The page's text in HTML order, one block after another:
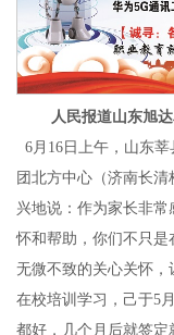
人民报道山东旭
6月16日上午，山东
团北方中心（济南长
兴地说：作为家长非
怀和帮助，你们不只
无微不致的关心关怀，
在校培训学习，己于5
都好，几个月后就签